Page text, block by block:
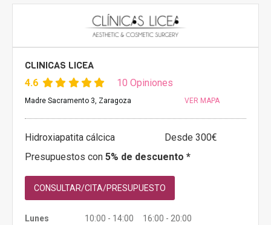
CLINICAS LICEA
4.6 10 Opiniones
Madre Sacramento 3, Zaragoza VER MAPA
Hidroxiapatita cálcica
Desde 300€
Presupuestos con 5% de descuento *
CONSULTAR/CITA/PRESUPUESTO
Lunes
10:00 - 14:00 16:00 - 20:00